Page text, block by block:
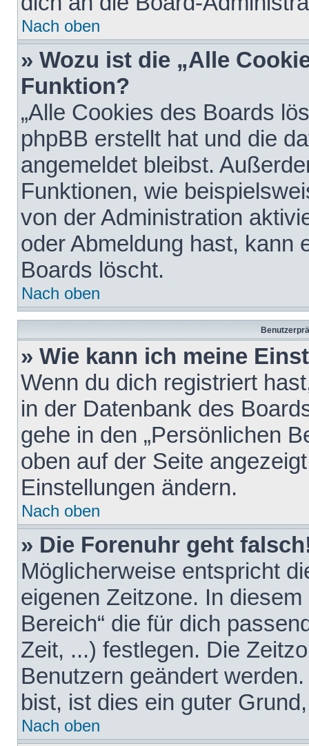
Nach oben
» Wozu ist die „Alle
Funktion?
„Alle Cookies des Boards
phpBB erstellt hat und die
angemeldet bleibst.
Funktionen, wie
von der Administration
oder Abmeldung hast, kann
Boards löscht.
Nach oben
» Wie kann ich meine
Wenn du dich registriert
in der Datenbank des
gehe in den „Persönlichen
oben auf der Seite
Einstellungen ändern.
Nach oben
» Die Forenuhr geht
Möglicherweise entspricht
eigenen Zeitzone. In
Bereich“ die für dich
Zeit, ...) festlegen. Die
Benutzern geändert
bist, ist dies ein guter
Nach oben